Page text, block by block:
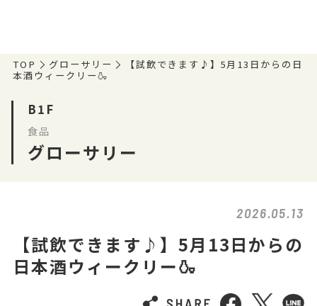
TOP グローサリー
【試飲できます♪】5月13日からの日
本酒ウィークリー🍶
B1F
食品
グローサリー
2026.05.13
【試飲できます♪】5月13日からの
日本酒ウィークリー🍶